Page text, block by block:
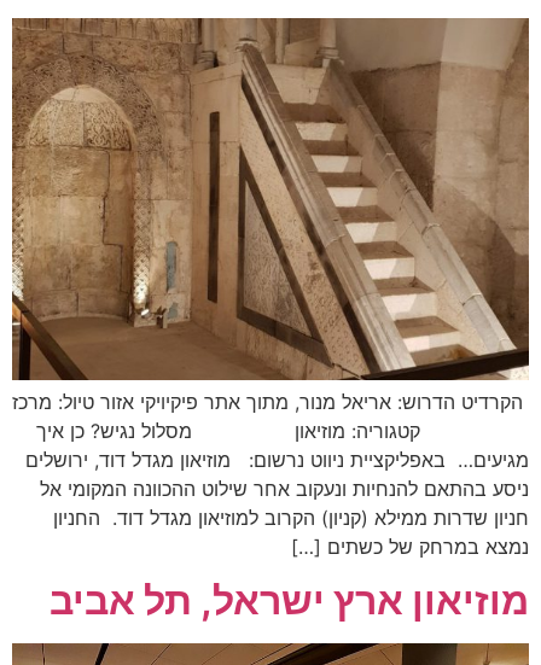
הקרדיט הדרוש: אריאל מנור, מתוך אתר פיקיויקי אזור טיול: מרכז
קטגוריה: מוזיאון מסלול נגיש? כן איך
מגיעים… באפליקציית ניווט נרשום: מוזיאון מגדל דוד, ירושלים
ניסע בהתאם להנחיות ונעקוב אחר שילוט ההכוונה המקומי אל
חניון שדרות ממילא (קניון) הקרוב למוזיאון מגדל דוד. החניון
נמצא במרחק של כשתים […]
מוזיאון ארץ ישראל, תל אביב